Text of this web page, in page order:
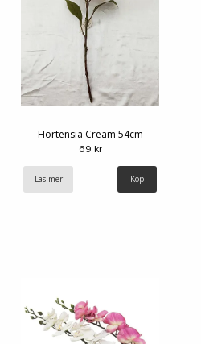
Hortensia Cream 54cm
69 kr
Läs mer